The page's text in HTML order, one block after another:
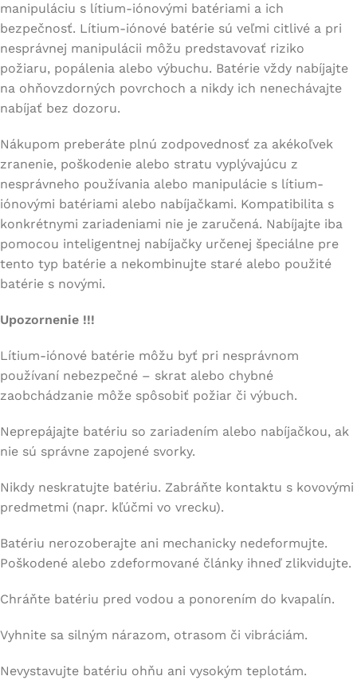
manipuláciu s lítium-iónovými batériami a ich
bezpečnosť. Lítium-iónové batérie sú veľmi citlivé a pri
nesprávnej manipulácii môžu predstavovať riziko
požiaru, popálenia alebo výbuchu. Batérie vždy nabíjajte
na ohňovzdorných povrchoch a nikdy ich nenechávajte
nabíjať bez dozoru.
Nákupom preberáte plnú zodpovednosť za akékoľvek
zranenie, poškodenie alebo stratu vyplývajúcu z
nesprávneho používania alebo manipulácie s lítium-
iónovými batériami alebo nabíjačkami. Kompatibilita s
konkrétnymi zariadeniami nie je zaručená. Nabíjajte iba
pomocou inteligentnej nabíjačky určenej špeciálne pre
tento typ batérie a nekombinujte staré alebo použité
batérie s novými.
Upozornenie !!!
Lítium-iónové batérie môžu byť pri nesprávnom
používaní nebezpečné – skrat alebo chybné
zaobchádzanie môže spôsobiť požiar či výbuch.
Neprepájajte batériu so zariadením alebo nabíjačkou, ak
nie sú správne zapojené svorky.
Nikdy neskratujte batériu. Zabráňte kontaktu s kovovými
predmetmi (napr. kľúčmi vo vrecku).
Batériu nerozoberajte ani mechanicky nedeformujte.
Poškodené alebo zdeformované články ihneď zlikvidujte.
Chráňte batériu pred vodou a ponorením do kvapalín.
Vyhnite sa silným nárazom, otrasom či vibráciám.
Nevystavujte batériu ohňu ani vysokým teplotám.